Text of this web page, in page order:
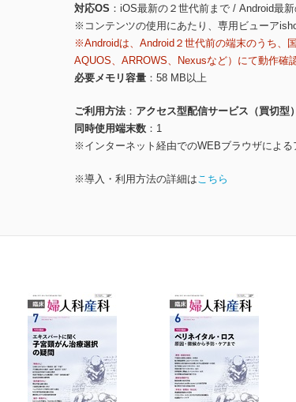
対応OS
iOS最新の２世代前まで / Android最
※コンテンツの使用にあたり、専用ビューア
※Androidは、Android２世代前の端末のうち、
AQUOS、ARROWS、Nexusなど）にて動作確
必要メモリ容量
58 MB以上
ご利用方法
アクセス型配信サービス（買切型）
同時使用端末数
1
※インターネット経由でのWEBブラウザによる
※導入・利用方法の詳細はこちら